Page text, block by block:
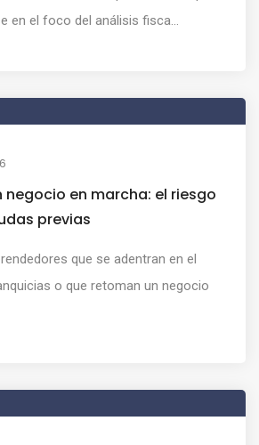
en el foco del análisis fisca...
negocio en marcha: el riesgo
previas
que se adentran en el
o que retoman un negocio